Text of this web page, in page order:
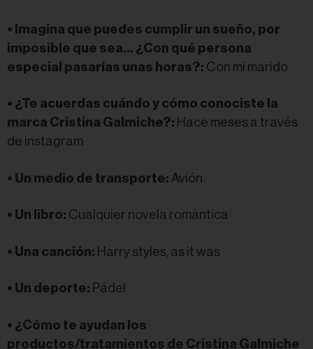
• Imagina que puedes cumplir un sueño, por
imposible que sea… ¿Con qué persona
especial pasarías unas horas?: Con mi marido
• ¿Te acuerdas cuándo y cómo conociste la
marca Cristina Galmiche?: Hace meses a través
de instagram
• Un medio de transporte: Avión
• Un libro: Cualquier novela romántica
• Una canción: Harry styles, as it was
• Un deporte: Pádel
• ¿Cómo te ayudan los
productos/tratamientos de Cristina Galmiche